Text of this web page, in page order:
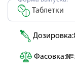
Таблетки
Дозировка:
Фасовка: